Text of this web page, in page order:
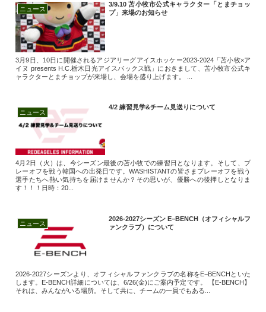
ニュース
3/9.10 苫小牧市公式キャラクター「とまチョッ
プ」来場のお知らせ
3月9日、10日に開催されるアジアリーグアイスホッケー2023-2024「苫小牧×ア
イヌ presents H.C.栃木日光アイスバックス戦」におきまして、苫小牧市公式キ
ャラクターとまチョップが来場し、会場を盛り上げます。 ...
ニュース
4/2 練習見学&チーム見送りについて
4月2日（火）は、今シーズン最後の苫小牧での練習日となります。そして、プ
レーオフを戦う韓国への出発日です。WASHISTANTの皆さまプレーオフを戦う
選手たちへ熱い気持ちを届けませんか？その思いが、優勝への後押しとなりま
す！！！日時：20...
ニュース
2026-2027シーズン E−BENCH（オフィシャルフ
ァンクラブ）について
2026-2027シーズンより、オフィシャルファンクラブの名称をE−BENCHといた
します。E-BENCH詳細については、6/26(金)にご案内予定です。 【E-BENCH】
それは、みんながいる場所。そして共に、チームの一員でもある...